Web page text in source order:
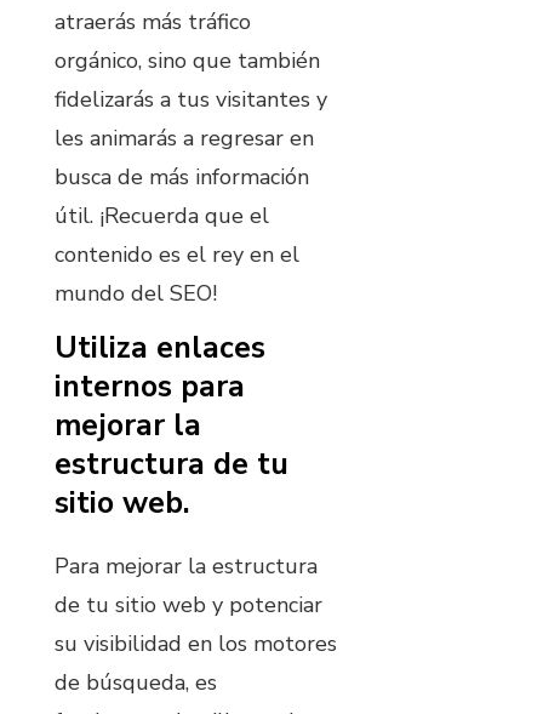
atraerás más tráfico
orgánico, sino que también
fidelizarás a tus visitantes y
les animarás a regresar en
busca de más información
útil. ¡Recuerda que el
contenido es el rey en el
mundo del SEO!
Utiliza enlaces
internos para
mejorar la
estructura de tu
sitio web.
Para mejorar la estructura
de tu sitio web y potenciar
su visibilidad en los motores
de búsqueda, es